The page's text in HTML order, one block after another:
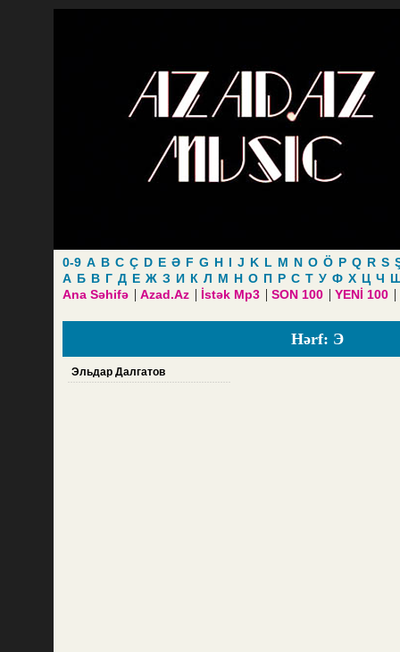
0-9 A B C Ç D E Ə F G H I J K L M N O Ö P Q R S
А Б В Г Д Е Ж З И К Л М Н О П Р С Т У Ф Х Ц Ч
Ana Səhifə | Azad.Az | İstək Mp3 | SON 100 | YENİ 100 |
Hərf: Э
Эльдар Далгатов